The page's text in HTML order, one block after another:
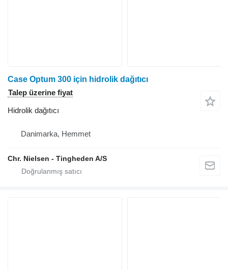
Case Optum 300 için hidrolik dağıtıcı
Talep üzerine fiyat
Hidrolik dağıtıcı
Danimarka, Hemmet
Chr. Nielsen - Tingheden A/S